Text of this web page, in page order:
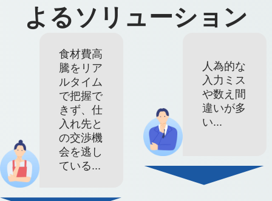
よるソリューション
食材費高
騰をリア
ルタイム
で把握で
きず、仕
入れ先と
の交渉機
会を逃し
ている...
人為的な
入力ミス
や数え間
違いが多
い...